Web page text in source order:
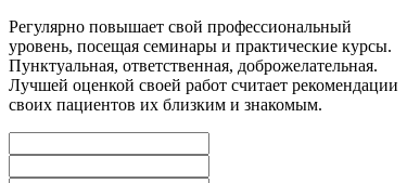
Регулярно повышает свой профессиональный
уровень, посещая семинары и практические курсы.
Пунктуальная, ответственная, доброжелательная.
Лучшей оценкой своей работ считает рекомендации
своих пациентов их близким и знакомым.